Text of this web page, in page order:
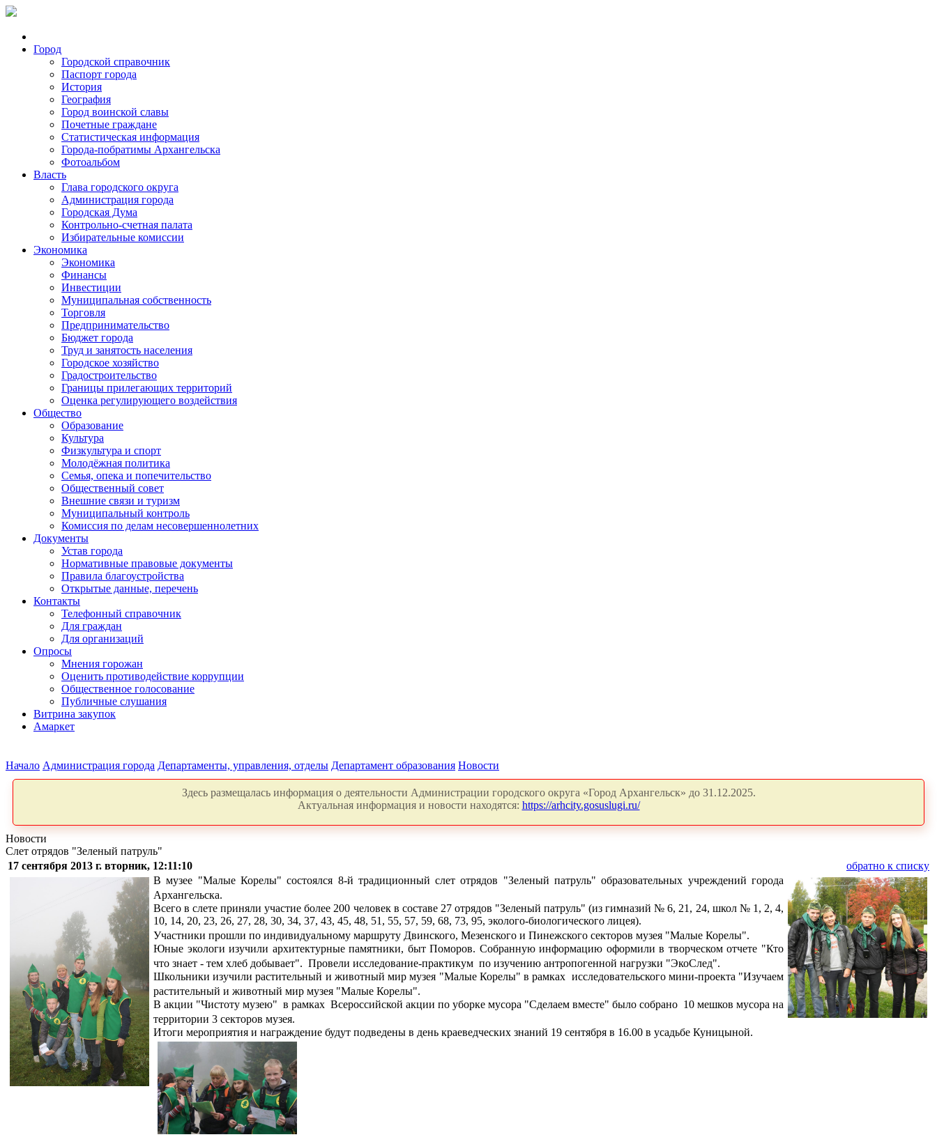
Город
Городской справочник
Паспорт города
История
География
Город воинской славы
Почетные граждане
Статистическая информация
Города-побратимы Архангельска
Фотоальбом
Власть
Глава городского округа
Администрация города
Городская Дума
Контрольно-счетная палата
Избирательные комиссии
Экономика
Экономика
Финансы
Инвестиции
Муниципальная собственность
Торговля
Предпринимательство
Бюджет города
Труд и занятость населения
Городское хозяйство
Градостроительство
Границы прилегающих территорий
Оценка регулирующего воздействия
Общество
Образование
Культура
Физкультура и спорт
Молодёжная политика
Семья, опека и попечительство
Общественный совет
Внешние связи и туризм
Муниципальный контроль
Комиссия по делам несовершеннолетних
Документы
Устав города
Нормативные правовые документы
Правила благоустройства
Открытые данные, перечень
Контакты
Телефонный справочник
Для граждан
Для организаций
Опросы
Мнения горожан
Оценить противодействие коррупции
Общественное голосование
Публичные слушания
Витрина закупок
Амаркет
Начало Администрация города Департаменты, управления, отделы Департамент образования Новости
Здесь размещалась информация о деятельности Администрации городского округа «Город Архангельск» до 31.12.2025.
Актуальная информация и новости находятся: https://arhcity.gosuslugi.ru/
Новости
Слет отрядов "Зеленый патруль"
17 сентября 2013 г. вторник, 12:11:10
обратно к списку
В музее "Малые Корелы" состоялся 8-й традиционный слет отрядов "Зеленый патруль" образовательных учреждений города
Архангельска.
Всего в слете приняли участие более 200 человек в составе 27 отрядов "Зеленый патруль" (из гимназий № 6, 21, 24, школ № 1, 2, 4,
10, 14, 20, 23, 26, 27, 28, 30, 34, 37, 43, 45, 48, 51, 55, 57, 59, 68, 73, 95, эколого-биологического лицея).
Участники прошли по индивидуальному маршруту Двинского, Мезенского и Пинежского секторов музея "Малые Корелы".
Юные экологи изучили архитектурные памятники, быт Поморов. Собранную информацию оформили в творческом отчете "Кто
что знает - тем хлеб добывает". Провели исследование-практикум по изучению антропогенной нагрузки "ЭкоСлед".
Школьники изучили растительный и животный мир музея "Малые Корелы" в рамках исследовательского мини-проекта "Изучаем
растительный и животный мир музея "Малые Корелы".
В акции "Чистоту музею" в рамках Всероссийской акции по уборке мусора "Сделаем вместе" было собрано 10 мешков мусора на
территории 3 секторов музея.
Итоги мероприятия и награждение будут подведены в день краеведческих знаний 19 сентября в 16.00 в усадьбе Куницыной.